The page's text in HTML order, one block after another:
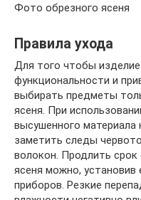
Фото обрезного ясеня
Правила ухода
Для того чтобы
функциональности и
выбирать предметы
ясеня. При
высушенного
заметить следы
волокон. Продлить
ясеня можно,
приборов. Резкие